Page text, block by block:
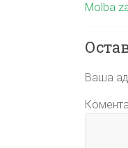
Molba
Ваша